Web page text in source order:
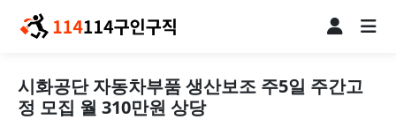
시화공단 자동차부품 생산보조 주5일 주간고
정 모집 월 310만원 상당